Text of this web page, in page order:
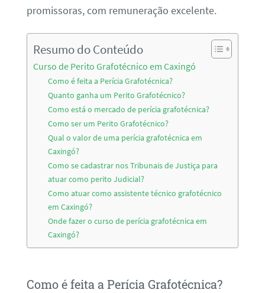
promissoras, com remuneração excelente.
Resumo do Conteúdo
Curso de Perito Grafotécnico em Caxingó
Como é feita a Perícia Grafotécnica?
Quanto ganha um Perito Grafotécnico?
Como está o mercado de perícia grafotécnica?
Como ser um Perito Grafotécnico?
Qual o valor de uma perícia grafotécnica em
Caxingó?
Como se cadastrar nos Tribunais de Justiça para
atuar como perito Judicial?
Como atuar como assistente técnico grafotécnico
em Caxingó?
Onde fazer o curso de perícia grafotécnica em
Caxingó?
Como é feita a Perícia Grafotécnica?